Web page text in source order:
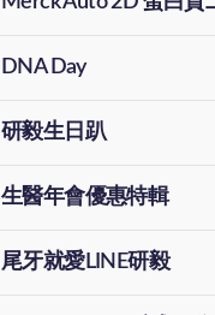
DNA Day
研毅生日趴
生醫年會優惠特輯
尾牙就愛LINE研毅